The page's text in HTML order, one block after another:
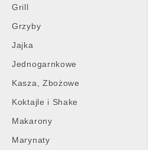
Grill
Grzyby
Jajka
Jednogarnkowe
Kasza, Zbożowe
Koktajle i Shake
Makarony
Marynaty